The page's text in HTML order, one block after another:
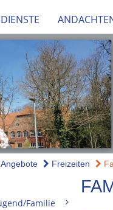
Angebote Freizeiten
Familie